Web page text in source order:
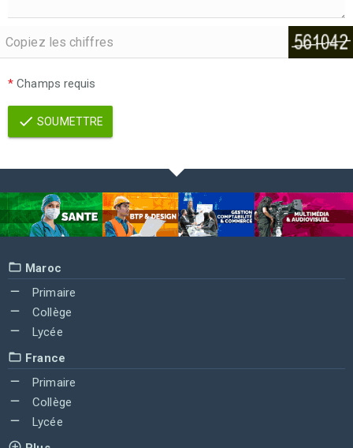
* Champs requis
SOUMETTRE
Maroc
Primaire
Collège
Lycée
France
Primaire
Collège
Lycée